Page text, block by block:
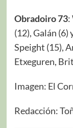
Obradoiro 73:
(12), Galán
Speight (15),
Etxeguren,
Imagen: El
Redacción: